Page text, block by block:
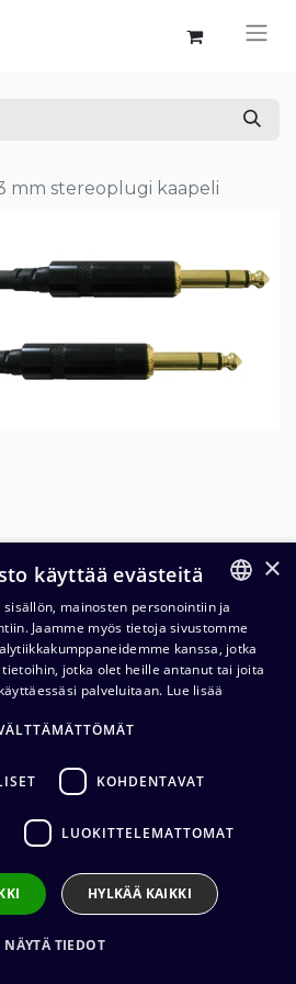
mm stereoplugi kaapeli
VV 6,3 mm
m, 0,9 m, 1,5 m, 3 m, 6 m, 9 m
(uros) / 1 x 6,3 mm stereo (uros)
PVC
FINNISH
ENGLISH
×
käyttää evästeitä
mainosten personointiin ja
Jaamme myös tietoja sivustomme
kanssa, jotka
jotka olet heille antanut tai joita
palveluitaan. Lue lisää
KOHDENTAVAT
LUOKITTELEMATTOMAT
HYLKÄÄ KAIKKI
NÄYTÄ TIEDOT